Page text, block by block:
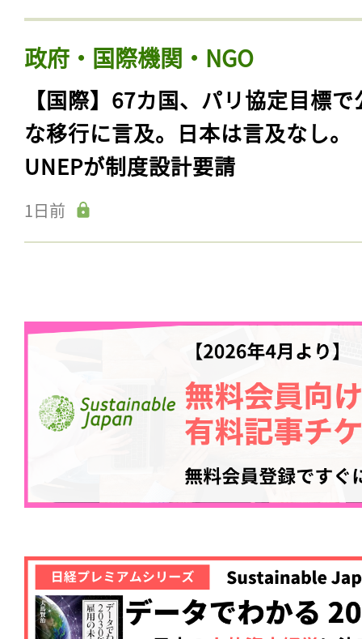
政府・国際機関・NGO
【国際】67カ国、パリ協定目標で
な移行に言及。日本は言及なし。
UNEPが制度設計要請
1日前